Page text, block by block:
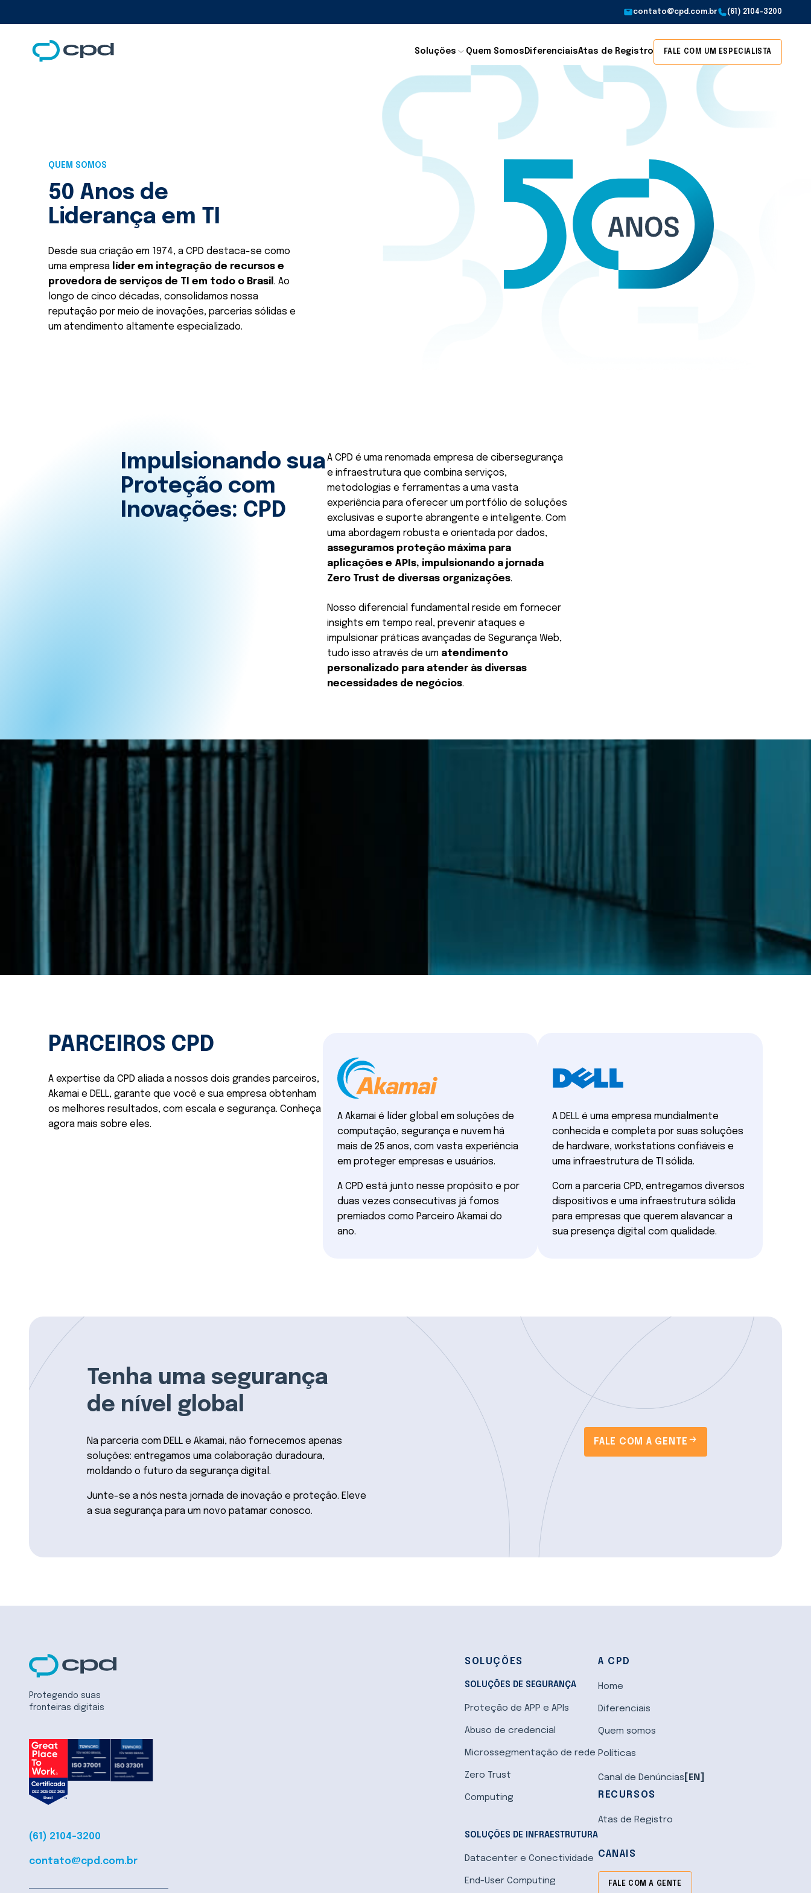
contato@cpd.com.br (61) 2104-3200
Soluções Quem Somos DiferenciaisAtas de Registro FALE COM UM ESPECIALISTA
QUEM SOMOS
50 Anos de
Liderança em TI
Desde sua criação em 1974, a CPD destaca-se como
uma empresa líder em integração de recursos e
provedora de serviços de TI em todo o Brasil . Ao
longo de cinco décadas, consolidamos nossa
reputação por meio de inovações, parcerias sólidas e
um atendimento altamente especializado.
Impulsionando sua
Proteção com
Inovações: CPD
A CPD é uma renomada empresa de cibersegurança
e infraestrutura que combina serviços,
metodologias e ferramentas a uma vasta
experiência para oferecer um portfólio de soluções
exclusivas e suporte abrangente e inteligente. Com
uma abordagem robusta e orientada por dados,
asseguramos proteção máxima para
aplicações e APIs, impulsionando a jornada
Zero Trust de diversas organizações.
Nosso diferencial fundamental reside em fornecer
insights em tempo real, prevenir ataques e
impulsionar práticas avançadas de Segurança Web,
tudo isso através de um atendimento
personalizado para atender às diversas
necessidades de negócios.
PARCEIROS CPD
A expertise da CPD aliada a nossos dois grandes parceiros,
Akamai e DELL, garante que você e sua empresa obtenham
os melhores resultados, com escala e segurança. Conheça
agora mais sobre eles.
A Akamai é líder global em soluções de
computação, segurança e nuvem há
mais de 25 anos, com vasta experiência
em proteger empresas e usuários.
A CPD está junto nesse propósito e por
duas vezes consecutivas já fomos
premiados como Parceiro Akamai do
ano.
A DELL é uma empresa mundialmente
conhecida e completa por suas soluções
de hardware, workstations confiáveis e
uma infraestrutura de TI sólida.
Com a parceria CPD, entregamos diversos
dispositivos e uma infraestrutura sólida
para empresas que querem alavancar a
sua presença digital com qualidade.
Tenha uma segurança
de nível global
Na parceria com DELL e Akamai, não fornecemos apenas
soluções: entregamos uma colaboração duradoura,
moldando o futuro da segurança digital.
Junte-se a nós nesta jornada de inovação e proteção. Eleve
a sua segurança para um novo patamar conosco.
FALE COM A GENTE
Protegendo suas
fronteiras digitais
(61) 2104-3200
contato@cpd.com.br
SOLUÇÕES
SOLUÇÕES DE SEGURANÇA
Proteção de APP e APIs
Abuso de credencial
Microssegmentação de rede
Zero Trust
Computing
SOLUÇÕES DE INFRAESTRUTURA
Datacenter e Conectividade
End-User Computing
A CPD
Home
Diferenciais
Quem somos
Políticas
Canal de Denúncias [EN]
RECURSOS
Atas de Registro
CANAIS
FALE COM A GENTE